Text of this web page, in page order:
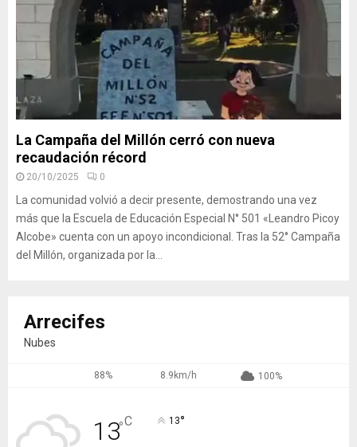
La Campaña del Millón cerró con nueva
recaudación récord
20/10/2025 0
La comunidad volvió a decir presente, demostrando una vez
más que la Escuela de Educación Especial N° 501 «Leandro Picoy
Alcobe» cuenta con un apoyo incondicional. Tras la 52° Campaña
del Millón, organizada por la...
Arrecifes
Nubes
88% 8.9km/h 100%
13°C 13°